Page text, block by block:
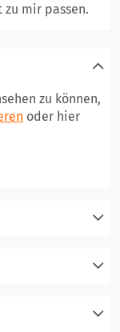
mir passen.
zu können,
oder hier